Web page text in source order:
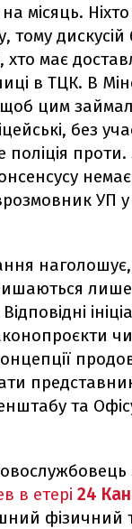
місяць.
тому дискусій
має
в ТЦК. В
цим
без
поліція проти.
УП
лише
чи
та
в етері 24
фізичний